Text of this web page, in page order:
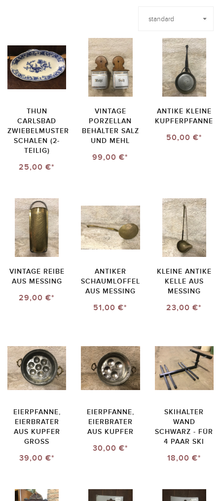
THUN
CARLSBAD
ZWIEBELMUSTER
SCHALEN (2-
TEILIG)
25,00 €*
VINTAGE
PORZELLAN
BEHÄLTER SALZ
UND MEHL
99,00 €*
ANTIKE KLEINE
KUPFERPFANNE
50,00 €*
VINTAGE REIBE
AUS MESSING
29,00 €*
ANTIKER
SCHAUMLÖFFEL
AUS MESSING
51,00 €*
KLEINE ANTIKE
KELLE AUS
MESSING
23,00 €*
EIERPFANNE,
EIERBRATER
AUS KUPFER
GROSS
39,00 €*
EIERPFANNE,
EIERBRATER
AUS KUPFER
30,00 €*
SKIHALTER
WAND
SCHWARZ - FÜR
4 PAAR SKI
18,00 €*